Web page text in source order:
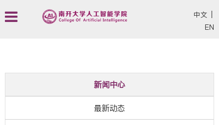
中文
EN
新闻中心
最新动态